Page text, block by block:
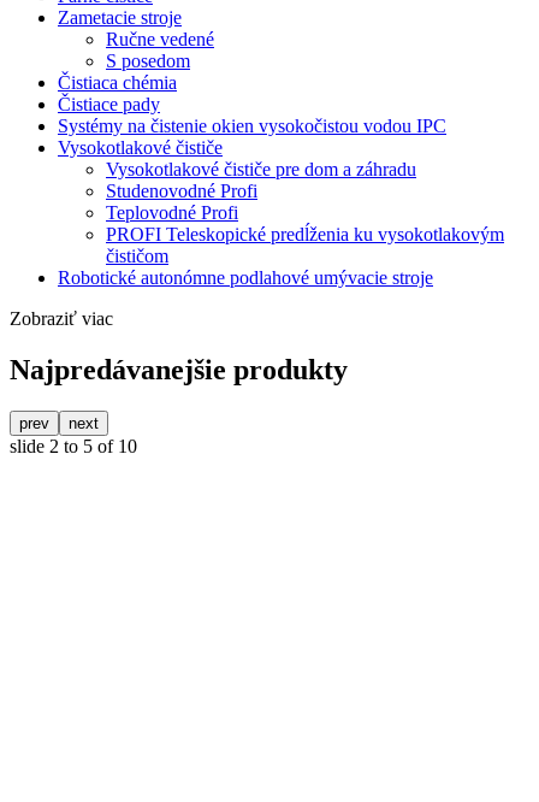
Zametacie stroje
Ručne vedené
S posedom
Čistiaca chémia
Čistiace pady
Systémy na čistenie okien vysokočistou vodou IPC
Vysokotlakové čističe
Vysokotlakové čističe pre dom a záhradu
Studenovodné Profi
Teplovodné Profi
PROFI Teleskopické predĺženia ku vysokotlakovým
čističom
Robotické autonómne podlahové umývacie stroje
Zobraziť viac
Najpredávanejšie produkty
prev next
slide 2 to 5 of 10